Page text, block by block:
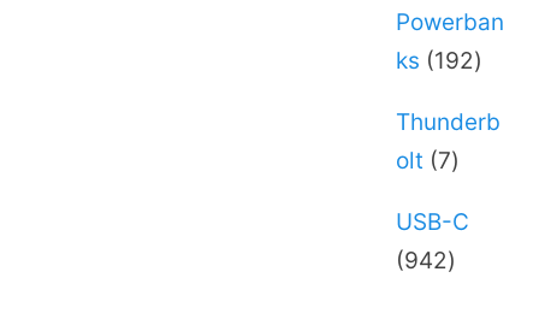
Powerban
ks
192192
Thunderb
olt
77
USB-C
942942